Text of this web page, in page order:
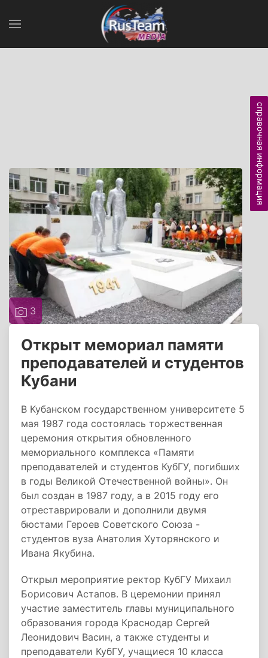
3
Открыт мемориал памяти
преподавателей и студентов
Кубани
В Кубанском государственном университете 5
мая 1987 года состоялась торжественная
церемония открытия обновленного
мемориального комплекса «Памяти
преподавателей и студентов КубГУ, погибших
в годы Великой Отечественной войны». Он
был создан в 1987 году, а в 2015 году его
отреставрировали и дополнили двумя
бюстами Героев Советского Союза -
студентов вуза Анатолия Хуторянского и
Ивана Якубина.
Открыл мероприятие ректор КубГУ Михаил
Борисович Астапов. В церемонии принял
участие заместитель главы муниципального
образования города Краснодар Сергей
Леонидович Васин, а также студенты и
преподаватели КубГУ, учащиеся 10 класса
справочная информация